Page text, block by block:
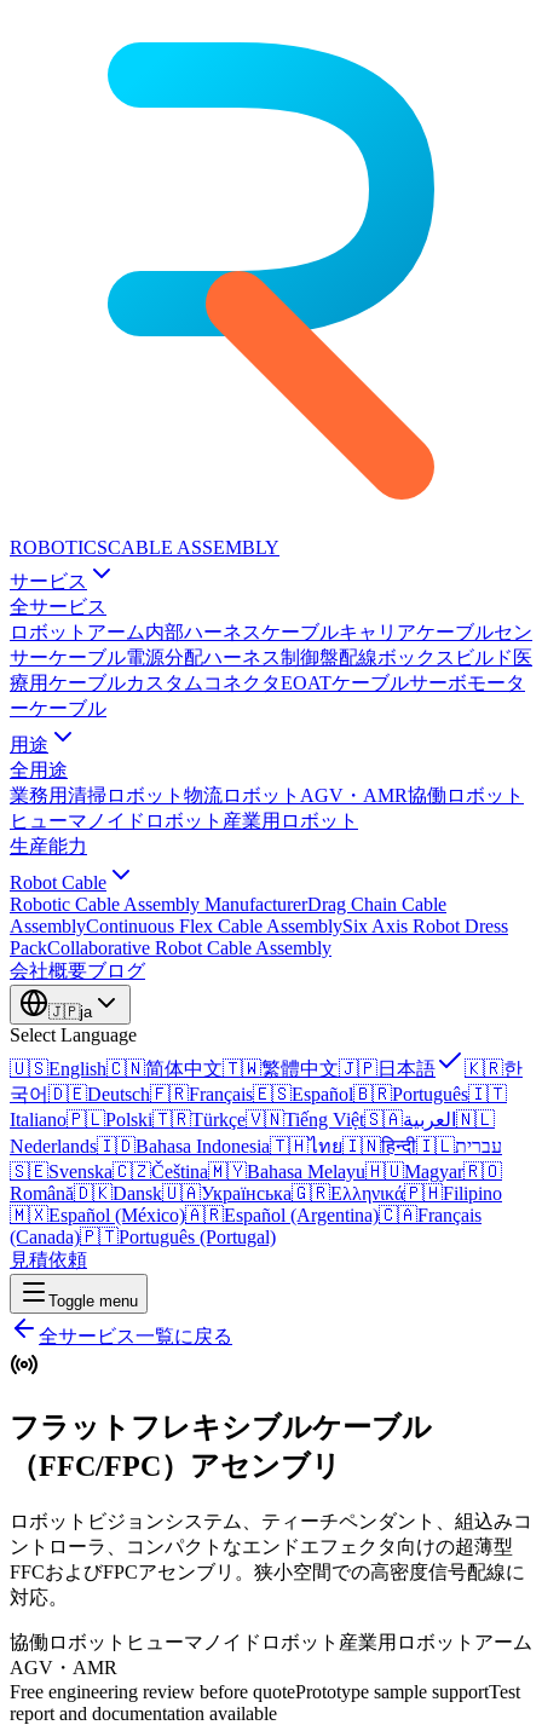
ROBOTICSCABLE ASSEMBLY
サービス
全サービス
ロボットアーム内部ハーネスケーブルキャリアケーブルセン
サーケーブル電源分配ハーネス制御盤配線ボックスビルド 医
療用ケーブルカスタムコネクタEOATケーブルサーボモータ
ーケーブル
用途
全用途
業務用清掃ロボット 物流ロボット AGV・AMR協働ロボット
ヒューマノイドロボット 産業用ロボット
生産能力
Robot Cable
Robotic Cable Assembly ManufacturerDrag Chain Cable
AssemblyContinuous Flex Cable AssemblySix Axis Robot Dress
PackCollaborative Robot Cable Assembly
会社概要ブログ
🇯🇵ja
Select Language
🇺🇸English🇨🇳简体中文🇹🇼繁體中文🇯🇵日本語 🇰🇷한
국어🇩🇪Deutsch🇫🇷Français🇪🇸Español🇧🇷Português🇮🇹
Italiano🇵🇱Polski🇹🇷Türkçe🇻🇳Tiếng Việt🇸🇦العربية 🇳🇱
Nederlands🇮🇩Bahasa Indonesia🇹🇭ไทย🇮🇳हिन्दी🇮🇱עברית
🇸🇪Svenska🇨🇿Čeština🇲🇾Bahasa Melayu🇭🇺Magyar🇷🇴
Română🇩🇰Dansk🇺🇦Українська🇬🇷Ελληνικά🇵🇭Filipino
🇲🇽Español (México)🇦🇷Español (Argentina)🇨🇦Français
(Canada)🇵🇹Português (Portugal)
見積依頼
Toggle menu
全サービス一覧に戻る
フラットフレキシブルケーブル
（FFC/FPC）アセンブリ
ロボットビジョンシステム、ティーチペンダント、組込みコ
ントローラ、コンパクトなエンドエフェクタ向けの超薄型
FFCおよびFPCアセンブリ。狭小空間での高密度信号配線に
対応。
協働ロボット ヒューマノイドロボット 産業用ロボットアーム
AGV・AMR
Free engineering review before quotePrototype sample supportTest
report and documentation available